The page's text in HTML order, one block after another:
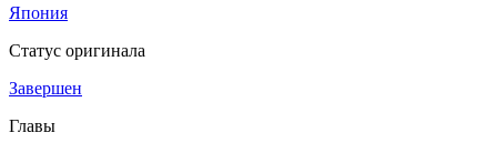
Япония
Статус оригинала
Завершен
Главы